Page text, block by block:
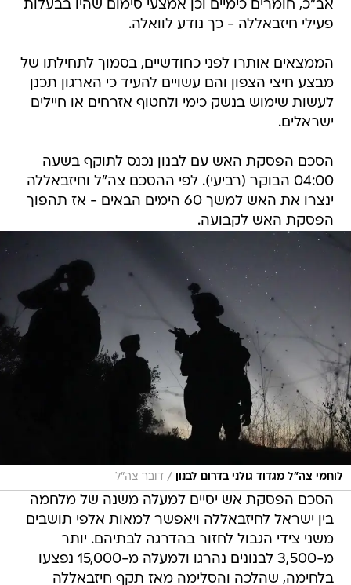
אב"כ, חומרים כימיים וכן אמצעי סימום שהיו בבעלות
פעילי חיזבאללה - כך נודע לוואלה.
הממצאים אותרו לפני כחודשיים, בסמוך לתחילתו של
מבצע חיצי הצפון והם עשויים להעיד כי הארגון תכנן
לעשות שימוש בנשק כימי ולחטוף אזרחים או חיילים
ישראלים.
הסכם הפסקת האש עם לבנון נכנס לתוקף בשעה
04:00 הבוקר (רביעי). לפי ההסכם צה"ל וחיזבאללה
ינצרו את האש למשך 60 הימים הבאים - אז תהפוך
הפסקת האש לקבועה.
לוחמי צה"ל מגדוד גולני בדרום לבנון / דובר צה"ל
הסכם הפסקת אש יסיים למעלה משנה של מלחמה
בין ישראל לחיזבאללה ויאפשר למאות אלפי תושבים
משני צידי הגבול לחזור בהדרגה לבתיהם. יותר
מ-3,500 לבנונים נהרגו ולמעלה מ-15,000 נפצעו
בלחימה, שהלכה והסלימה מאז תקף חיזבאללה